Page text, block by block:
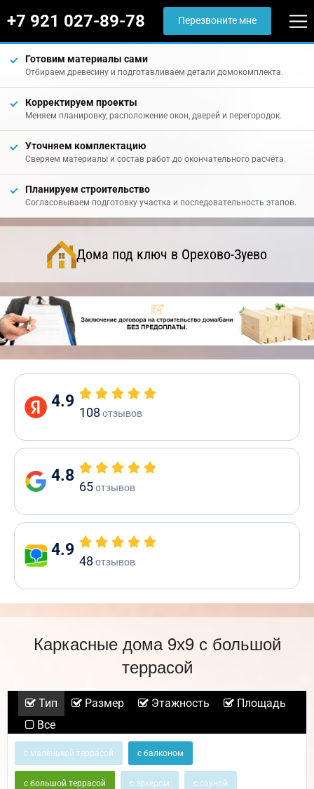
+7 921 027-89-78 Перезвоните мне
Готовим материалы сами
Отбираем древесину и подготавливаем детали домокомплекта.
Корректируем проекты
Меняем планировку, расположение окон, дверей и перегородок.
Уточняем комплектацию
Сверяем материалы и состав работ до окончательного расчёта.
Планируем строительство
Согласовываем подготовку участка и последовательность этапов.
Дома под ключ в Орехово-Зуево
4.9
108 отзывов
4.8
65отзывов
4.9
48 отзывов
Каркасные дома 9х9 с большой
террасой
Тип Размер Этажность
Площадь
Все
с маленькой террасой с балконом
с большой террасой с эркером с сауной